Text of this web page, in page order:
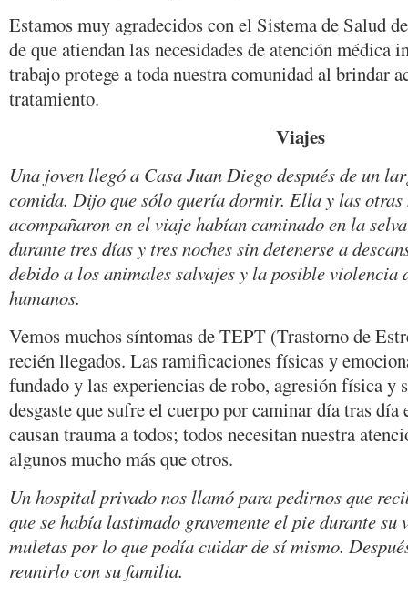
Estamos muy agradecidos con el Sistema de Salud
de que atiendan las necesidades de atención médica
trabajo protege a toda nuestra comunidad al brindar
tratamiento.
Viajes
Una joven llegó a Casa Juan Diego después de un
comida. Dijo que sólo quería dormir. Ella y las otras
acompañaron en el viaje habían caminado en la
durante tres días y tres noches sin detenerse a
debido a los animales salvajes y la posible violencia
humanos.
Vemos muchos síntomas de TEPT (Trastorno de
recién llegados. Las ramificaciones físicas y
fundado y las experiencias de robo, agresión física y
desgaste que sufre el cuerpo por caminar día tras
causan trauma a todos; todos necesitan nuestra
algunos mucho más que otros.
Un hospital privado nos llamó para pedirnos que
que se había lastimado gravemente el pie durante
muletas por lo que podía cuidar de sí mismo.
reunirlo con su familia.